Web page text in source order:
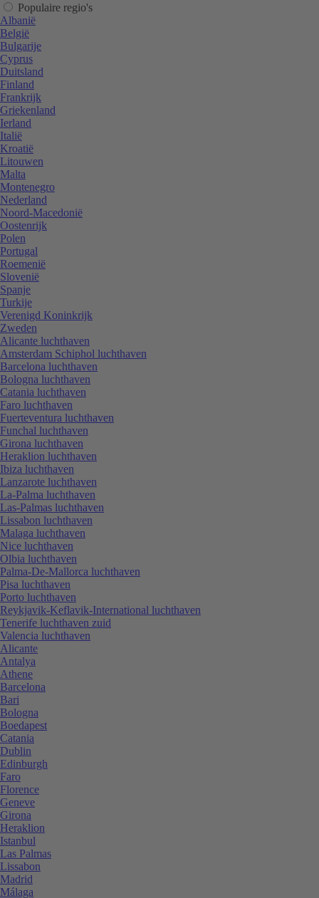
Populaire regio's
Albanië
België
Bulgarije
Cyprus
Duitsland
Finland
Frankrijk
Griekenland
Ierland
Italië
Kroatië
Litouwen
Malta
Montenegro
Nederland
Noord-Macedonië
Oostenrijk
Polen
Portugal
Roemenië
Slovenië
Spanje
Turkije
Verenigd Koninkrijk
Zweden
Alicante luchthaven
Amsterdam Schiphol luchthaven
Barcelona luchthaven
Bologna luchthaven
Catania luchthaven
Faro luchthaven
Fuerteventura luchthaven
Funchal luchthaven
Girona luchthaven
Heraklion luchthaven
Ibiza luchthaven
Lanzarote luchthaven
La-Palma luchthaven
Las-Palmas luchthaven
Lissabon luchthaven
Malaga luchthaven
Nice luchthaven
Olbia luchthaven
Palma-De-Mallorca luchthaven
Pisa luchthaven
Porto luchthaven
Reykjavik-Keflavik-International luchthaven
Tenerife luchthaven zuid
Valencia luchthaven
Alicante
Antalya
Athene
Barcelona
Bari
Bologna
Boedapest
Catania
Dublin
Edinburgh
Faro
Florence
Geneve
Girona
Heraklion
Istanbul
Las Palmas
Lissabon
Madrid
Málaga